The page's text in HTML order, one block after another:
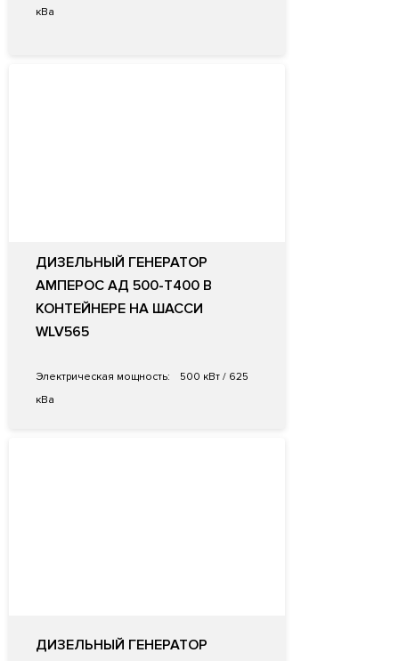
кВа
ДИЗЕЛЬНЫЙ ГЕНЕРАТОР
АМПЕРОС АД 500-Т400 В
КОНТЕЙНЕРЕ НА ШАССИ
WLV565
Электрическая мощность:
500 кВт / 625
кВа
ДИЗЕЛЬНЫЙ ГЕНЕРАТОР